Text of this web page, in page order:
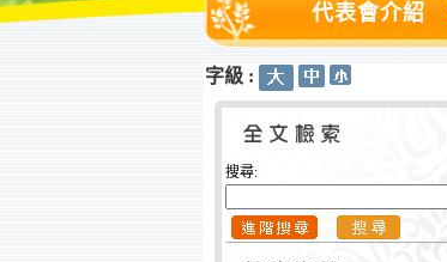
代表會介紹
字級 :
搜尋: